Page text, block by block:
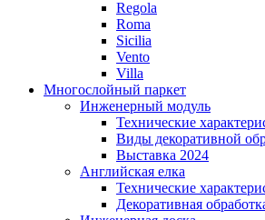
Regola
Roma
Sicilia
Vento
Villa
Многослойный паркет
Инженерный модуль
Технические
Виды декоративной
Выставка 2024
Английская елка
Технические
Декоративная